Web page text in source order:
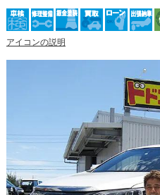
アイコンの説明